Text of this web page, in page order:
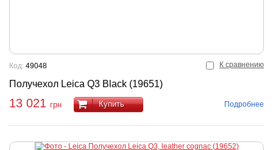
К сравнению
Получехол Leica Q3 Black (19651)
Код: 49048
13 021 грн Купить Подробнее